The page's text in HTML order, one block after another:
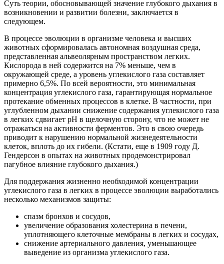
Суть теории, обосновывающей значение глубокого дыхания в
возникновении и развитии болезни, заключается в
следующем.
В процессе эволюции в организме человека и высших
животных сформировалась автономная воздушная среда,
представленная альвеолярным пространством легких.
Кислорода в ней содержится на 7% меньше, чем в
окружающей среде, а уровень углекислого газа составляет
примерно 6,5%. По всей вероятности, это минимальная
концентрация углекислого газа, гарантирующая нормальное
протекание обменных процессов в клетке. В частности, при
углубленном дыхании снижение содержания углекислого газа
в легких сдвигает рН в щелочную сторону, что не может не
отражаться на активности ферментов. Это в свою очередь
приводит к нарушению нормальной жизнедеятельности
клеток, вплоть до их гибели. (Кстати, еще в 1909 году Д.
Гендерсон в опытах на животных продемонстрировал
пагубное влияние глубокого дыхания.)
Для поддержания жизненно необходимой концентрации
углекислого газа в легких в процессе эволюции выработались
несколько механизмов защиты:
спазм бронхов и сосудов,
увеличение образования холестерина в печени,
уплотняющего клеточные мембраны в легких и сосудах,
снижение артериального давления, уменьшающее
выведение из организма углекислого газа.